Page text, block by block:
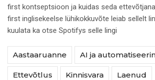
first kontseptsioon ja kuidas seda
first ⁠inglisekeelse lühikokkuvõte leiab sellelt
kuulata ka otse Spotifys selle lingi
Aastaaruanne AI ja
Ettevõtlus Kinnisvara Laenud